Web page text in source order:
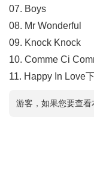
07. Boys
08. Mr Wonderful
09. Knock Knock
10. Comme Ci
11. Happy In Love
游客，如果您要查